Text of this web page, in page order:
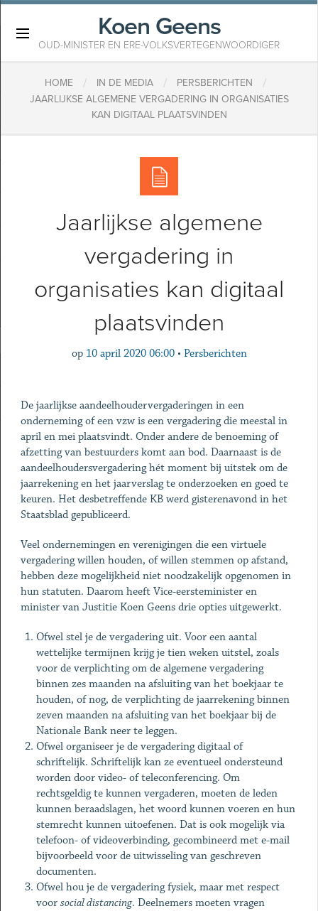
Koen Geens
OUD-MINISTER EN ERE-VOLKSVERTEGENWOORDIGER
HOME / IN DE MEDIA / PERSBERICHTEN /
JAARLIJKSE ALGEMENE VERGADERING IN ORGANISATIES
KAN DIGITAAL PLAATSVINDEN
Jaarlijkse algemene
vergadering in
organisaties kan digitaal
plaatsvinden
op 10 april 2020 06:00 • Persberichten
De jaarlijkse aandeelhoudervergaderingen in een
onderneming of een vzw is een vergadering die meestal in
april en mei plaatsvindt. Onder andere de benoeming of
afzetting van bestuurders komt aan bod. Daarnaast is de
aandeelhoudersvergadering hét moment bij uitstek om de
jaarrekening en het jaarverslag te onderzoeken en goed te
keuren. Het desbetreffende KB werd gisterenavond in het
Staatsblad gepubliceerd.
Veel ondernemingen en verenigingen die een virtuele
vergadering willen houden, of willen stemmen op afstand,
hebben deze mogelijkheid niet noodzakelijk opgenomen in
hun statuten. Daarom heeft Vice-eersteminister en
minister van Justitie Koen Geens drie opties uitgewerkt.
Ofwel stel je de vergadering uit. Voor een aantal
wettelijke termijnen krijg je tien weken uitstel, zoals
voor de verplichting om de algemene vergadering
binnen zes maanden na afsluiting van het boekjaar te
houden, of nog, de verplichting de jaarrekening binnen
zeven maanden na afsluiting van het boekjaar bij de
Nationale Bank neer te leggen.
Ofwel organiseer je de vergadering digitaal of
schriftelijk. Schriftelijk kan ze eventueel ondersteund
worden door video- of teleconferencing. Om
rechtsgeldig te kunnen vergaderen, moeten de leden
kunnen beraadslagen, het woord kunnen voeren en hun
stemrecht kunnen uitoefenen. Dat is ook mogelijk via
telefoon- of videoverbinding, gecombineerd met e-mail
bijvoorbeeld voor de uitwisseling van geschreven
documenten.
Ofwel hou je de vergadering fysiek, maar met respect
voorsocial distancing. Deelnemers moeten vragen